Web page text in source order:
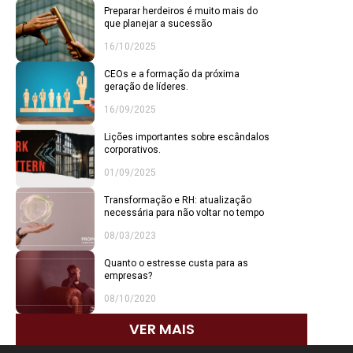
Preparar herdeiros é muito mais do
que planejar a sucessão
16/10/2025
CEOs e a formação da próxima
geração de líderes.
16/09/2025
Lições importantes sobre escândalos
corporativos.
01/09/2025
Transformação e RH: atualização
necessária para não voltar no tempo
08/03/2023
Quanto o estresse custa para as
empresas?
08/10/2020
VER MAIS